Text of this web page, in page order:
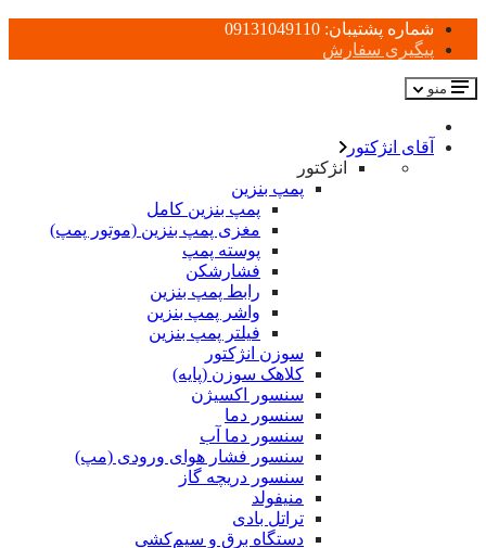
شماره پشتیبان: 09131049110
پیگیری سفارش
منو
آقای انژکتور
انژکتور
پمپ بنزین
پمپ بنزین کامل
مغزی پمپ بنزین (موتور پمپ)
پوسته پمپ
فشارشکن
رابط پمپ بنزین
واشر پمپ بنزین
فیلتر پمپ بنزین
سوزن انژکتور
کلاهک سوزن (پایه)
سنسور اکسیژن
سنسور دما
سنسور دما آب
سنسور فشار هوای ورودی (مپ)
سنسور دریچه گاز
منیفولد
تراتل بادی
دستگاه برق و سیم‌کشی